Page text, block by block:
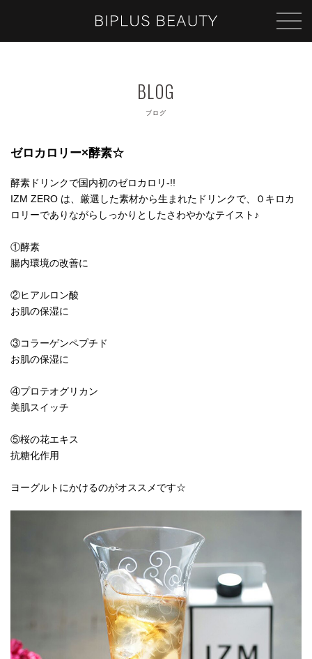
ブログ
ゼロカロリー×酵素☆
酵素ドリンクで国内初のゼロカロリ-!!
IZM ZERO は、厳選した素材から生まれたドリンクで、０キロカ
ロリーでありながらしっかりとしたさわやかなテイスト♪
①酵素
腸内環境の改善に
②ヒアルロン酸
お肌の保湿に
③コラーゲンペプチド
お肌の保湿に
④プロテオグリカン
美肌スイッチ
⑤桜の花エキス
抗糖化作用
ヨーグルトにかけるのがオススメです☆